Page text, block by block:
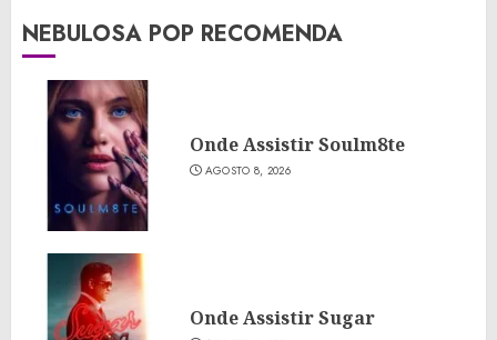
NEBULOSA POP RECOMENDA
Onde Assistir Soulm8te
AGOSTO 8, 2026
Onde Assistir Sugar